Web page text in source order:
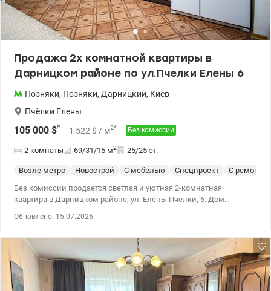
Продажа 2х комнатной квартиры в
Дарницком районе по ул.Пчелки Елены 6
Позняки, Позняки, Дарницкий, Киев
Пчёлки Елены
105 000 $* 1 522 $ / м2* Без комиссии
2 комнаты 69/31/15 м2 25/25 эт.
Возле метро Новострой С мебелью Спецпроект
С
Без комиссии продается светлая и уютная 2-комнатная
квартира в Дарницком районе, ул. Елены Пчелки, 6. Дом
соседей сверху и невероятный панорамный вид на город,
функциональная: - широкий функциональный холл - две
отдельные комнаты - отдельный санузел - просторная кухня со
встроенной мебелью и техникой В квартире остается: -
встроенная кухня - холодильник - вытяжка - варочная
Обновлено: 15.07.2026